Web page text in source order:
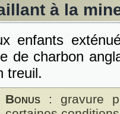
à la
enfants
de charbon
treuil.
Bonus : gravure